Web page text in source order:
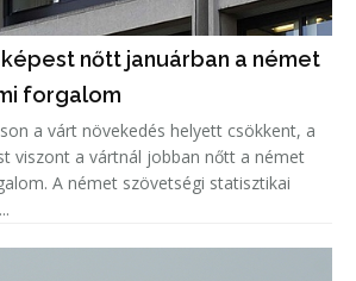
nőtt januárban a német
forgalom
a várt növekedés helyett csökkent, a
viszont a vártnál jobban nőtt a német
statisztikai